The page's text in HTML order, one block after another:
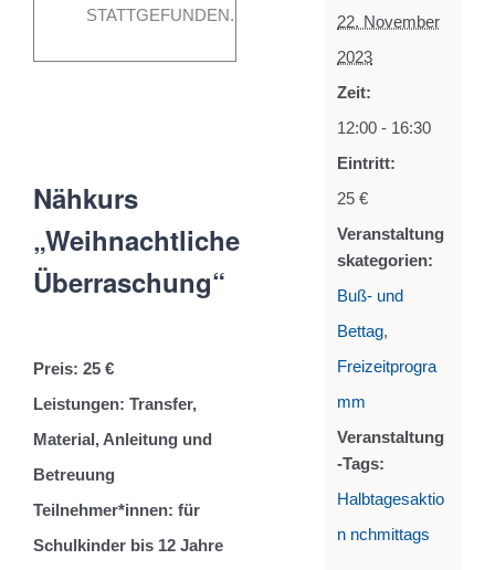
STATTGEFUNDEN.
22. November 2023 12:00-16:30
Nähkurs
„Weihnachtliche
Überraschung“
Preis: 25 €
Leistungen: Transfer,
Material, Anleitung und
Betreuung
Teilnehmer*innen: für
Schulkinder bis 12 Jahre
22. November
2023
Zeit:
12:00 - 16:30
Eintritt:
25 €
Veranstaltung
skategorien:
Buß- und
Bettag,
Freizeitprogra
mm
Veranstaltung
-Tags:
Halbtagesaktio
n nchmittags